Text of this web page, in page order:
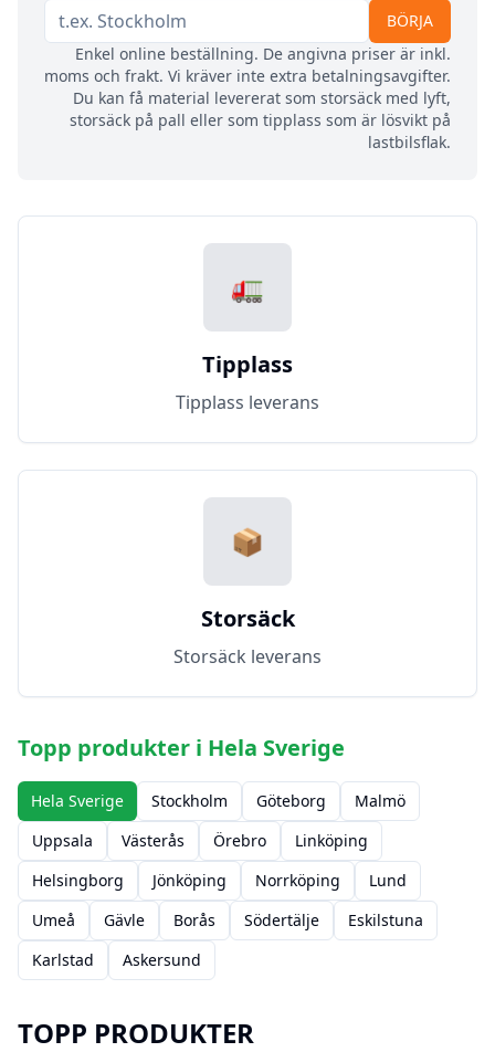
BÖRJA
Enkel online beställning. De angivna priser är inkl.
moms och frakt. Vi kräver inte extra betalningsavgifter.
Du kan få material levererat som storsäck med lyft,
storsäck på pall eller som tipplass som är lösvikt på
lastbilsflak.
🚛
Tipplass
Tipplass leverans
📦
Storsäck
Storsäck leverans
Topp produkter i Hela Sverige
Hela Sverige Stockholm Göteborg
Malmö
Uppsala
Västerås Örebro
Linköping
Helsingborg
Jönköping Norrköping
Lund
Umeå
Gävle Borås Södertälje
Eskilstuna
Karlstad
Askersund
TOPP PRODUKTER